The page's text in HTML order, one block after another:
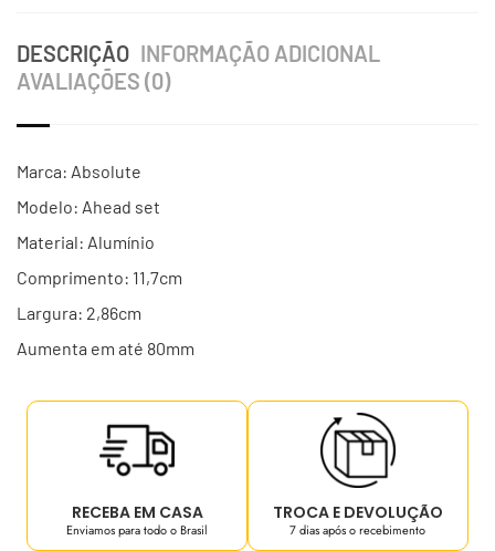
DESCRIÇÃO INFORMAÇÃO ADICIONAL
AVALIAÇÕES (0)
Marca: Absolute
Modelo: Ahead set
Material: Alumínio
Comprimento: 11,7cm
Largura: 2,86cm
Aumenta em até 80mm
RECEBA EM CASA
Enviamos para todo o Brasil
TROCA E DEVOLUÇÃO
7 dias após o recebimento